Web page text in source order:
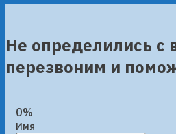
Не определились
перезвоним и
0%
Имя